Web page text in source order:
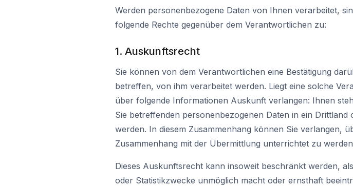
Werden personenbezogene Daten von Ihnen verarbeitet,
folgende Rechte gegenüber dem Verantwortlichen zu:
1. Auskunftsrecht
Sie können von dem Verantwortlichen eine Bestätigung
betreffen, von ihm verarbeitet werden. Liegt eine solche
über folgende Informationen Auskunft verlangen: Ihnen
Sie betreffenden personenbezogenen Daten in ein
werden. In diesem Zusammenhang können Sie verlangen,
Zusammenhang mit der Übermittlung unterrichtet zu
Dieses Auskunftsrecht kann insoweit beschränkt werden,
oder Statistikzwecke unmöglich macht oder ernsthaft